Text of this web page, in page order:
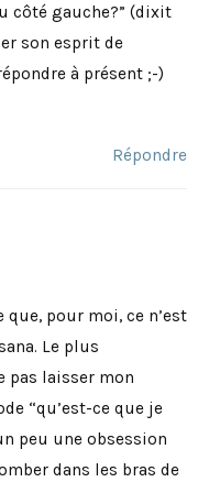
côté gauche?” (dixit
son esprit de
à présent ;-)
Répondre
que, pour moi, ce n’est
Le plus
pas laisser mon
“qu’est-ce que je
peu une obsession
dans les bras de